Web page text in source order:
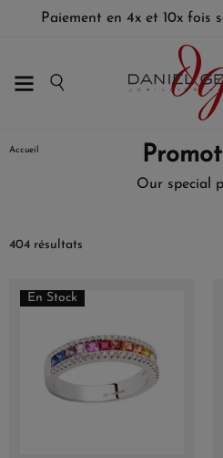
Paiement en 4x et 10x fois
Accueil
Our special
404 résultats
En Stock